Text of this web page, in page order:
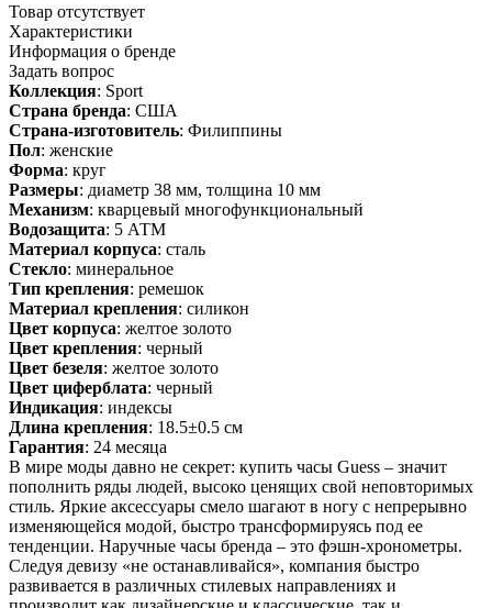
Товар отсутствует
Характеристики
Информация о бренде
Задать вопрос
Коллекция: Sport
Страна бренда: США
Страна-изготовитель: Филиппины
Пол: женские
Форма: круг
Размеры: диаметр 38 мм, толщина 10 мм
Механизм: кварцевый многофункциональный
Водозащита: 5 АТМ
Материал корпуса: сталь
Стекло: минеральное
Тип крепления: ремешок
Материал крепления: силикон
Цвет корпуса: желтое золото
Цвет крепления: черный
Цвет безеля: желтое золото
Цвет циферблата: черный
Индикация: индексы
Длина крепления: 18.5±0.5 см
Гарантия: 24 месяца
В мире моды давно не секрет: купить часы Guess – значит
пополнить ряды людей, высоко ценящих свой неповторимых
стиль. Яркие аксессуары смело шагают в ногу с непрерывно
изменяющейся модой, быстро трансформируясь под ее
тенденции. Наручные часы бренда – это фэшн-хронометры.
Следуя девизу «не останавливайся», компания быстро
развивается в различных стилевых направлениях и